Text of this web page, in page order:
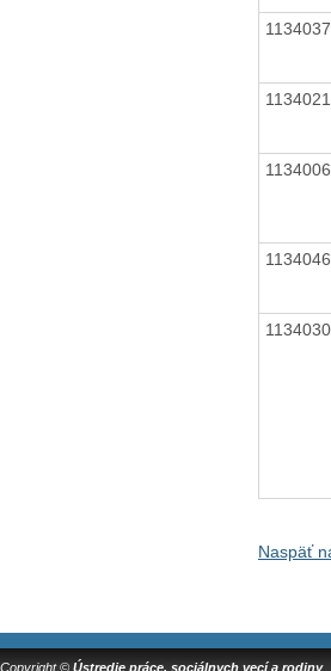
Naspäť
Copyright © Ústredie práce, sociálnych vecí a rodiny